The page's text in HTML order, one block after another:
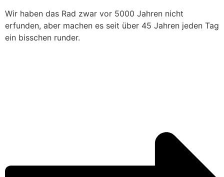
Wir haben das Rad zwar vor 5000 Jahren nicht
erfunden, aber machen es seit über 45 Jahren jeden Tag
ein bisschen runder.